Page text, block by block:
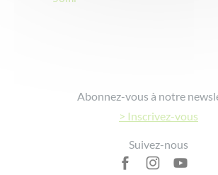
Abonnez-vous à notre
> Inscrivez-vous
Suivez-nous